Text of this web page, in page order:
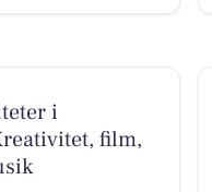
i
film,